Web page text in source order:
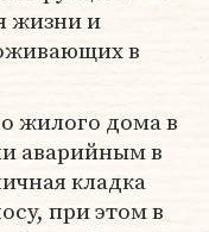
жизни и
в
жилого дома в
аварийным в
кладка
при этом в